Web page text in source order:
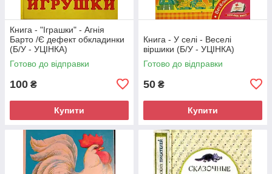
Книга - "Іграшки" - Агнія
Барто /Є дефект обкладинки
(Б/У - УЦІНКА)
Готово до відправки
100 ₴
Купити
Книга - У селі - Веселі
віршики (Б/У - УЦІНКА)
Готово до відправки
50 ₴
Купити